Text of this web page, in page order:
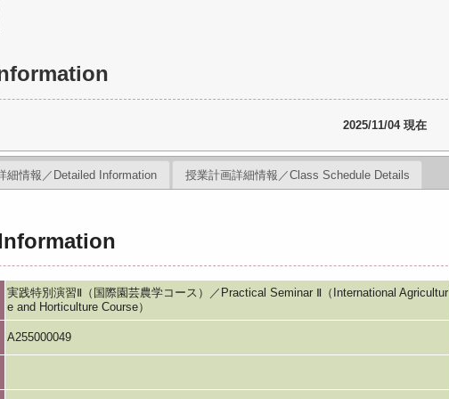
2025/11/04 現在
細情報／Detailed Information 授業計画詳細情報／Class Schedule Details
実践特別演習Ⅱ（国際園芸農学コース）／Practical Seminar Ⅱ（International Agricultur
e and Horticulture Course）
A255000049